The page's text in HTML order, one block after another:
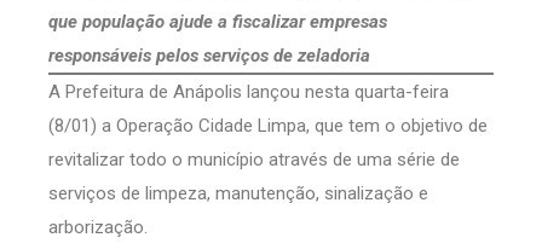
que população ajude a fiscalizar empresas
responsáveis pelos serviços de zeladoria
A Prefeitura de Anápolis lançou nesta quarta-feira
(8/01) a Operação Cidade Limpa, que tem o objetivo de
revitalizar todo o município através de uma série de
serviços de limpeza, manutenção, sinalização e
arborização.